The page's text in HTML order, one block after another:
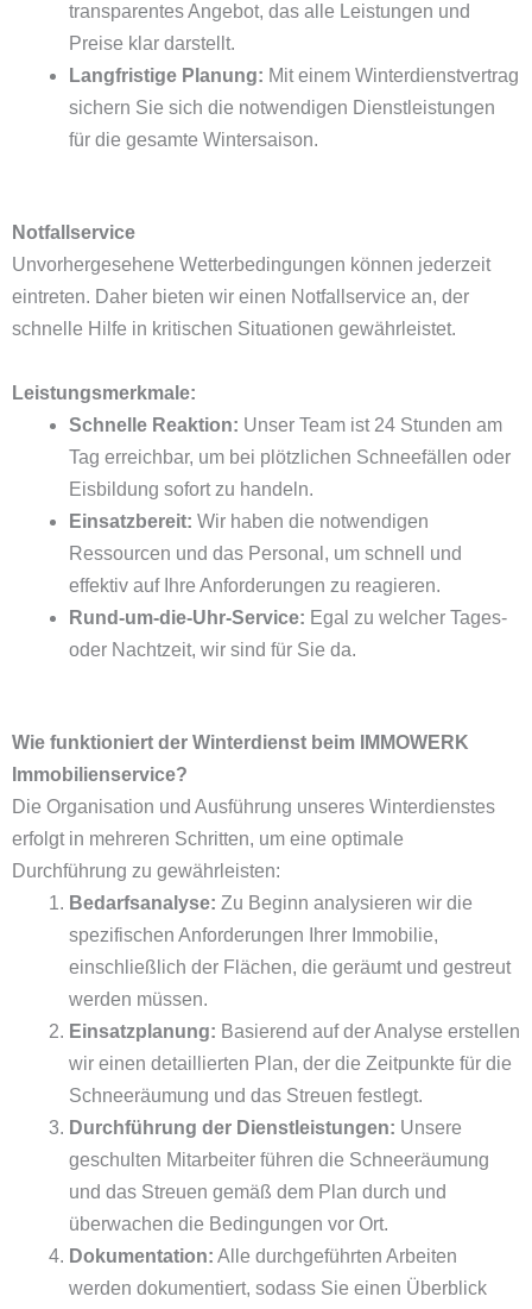
transparentes Angebot, das alle Leistungen und
Preise klar darstellt.
Langfristige Planung: Mit einem Winterdienstvertrag
sichern Sie sich die notwendigen Dienstleistungen
für die gesamte Wintersaison.
Notfallservice
Unvorhergesehene Wetterbedingungen können jederzeit
eintreten. Daher bieten wir einen Notfallservice an, der
schnelle Hilfe in kritischen Situationen gewährleistet.
Leistungsmerkmale:
Schnelle Reaktion: Unser Team ist 24 Stunden am
Tag erreichbar, um bei plötzlichen Schneefällen oder
Eisbildung sofort zu handeln.
Einsatzbereit: Wir haben die notwendigen
Ressourcen und das Personal, um schnell und
effektiv auf Ihre Anforderungen zu reagieren.
Rund-um-die-Uhr-Service: Egal zu welcher Tages-
oder Nachtzeit, wir sind für Sie da.
Wie funktioniert der Winterdienst beim IMMOWERK
Immobilienservice?
Die Organisation und Ausführung unseres Winterdienstes
erfolgt in mehreren Schritten, um eine optimale
Durchführung zu gewährleisten:
Bedarfsanalyse: Zu Beginn analysieren wir die
spezifischen Anforderungen Ihrer Immobilie,
einschließlich der Flächen, die geräumt und gestreut
werden müssen.
Einsatzplanung: Basierend auf der Analyse erstellen
wir einen detaillierten Plan, der die Zeitpunkte für die
Schneeräumung und das Streuen festlegt.
Durchführung der Dienstleistungen: Unsere
geschulten Mitarbeiter führen die Schneeräumung
und das Streuen gemäß dem Plan durch und
überwachen die Bedingungen vor Ort.
Dokumentation: Alle durchgeführten Arbeiten
werden dokumentiert, sodass Sie einen Überblick